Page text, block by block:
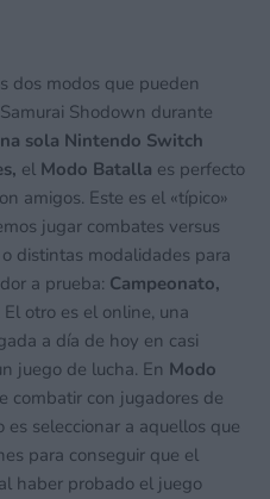
dos modos que pueden
Shodown durante
sola Nintendo Switch
el Modo Batalla es perfecto
amigos. Este es el «típico»
jugar combates versus
distintas modalidades para
a prueba: Campeonato,
El otro es el online, una
a día de hoy en casi
juego de lucha. En Modo
combatir con jugadores de
seleccionar a aquellos que
para conseguir que el
haber probado el juego